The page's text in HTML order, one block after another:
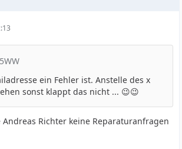
ein Fehler ist. Anstelle des x
sonst klappt das nicht ... 😉😉
Richter keine Reparaturanfragen